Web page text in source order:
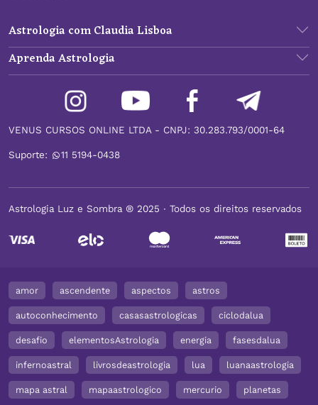
Astrologia com Claudia Lisboa
Aprenda Astrologia
VENUS CURSOS ONLINE LTDA - CNPJ: 30.283.793/0001-64
Suporte: 11 5194-0438
Astrologia Luz e Sombra ® 2025 ∙ Todos os direitos reservados
amor ascendente aspectos astros
autoconhecimento casasastrologicas ciclodalua
desafio elementosAstrologia energia fasesdalua
infernoastral livrosdeastrologia lua luanaastrologia
mapa astral mapaastrologico mercurio planetas